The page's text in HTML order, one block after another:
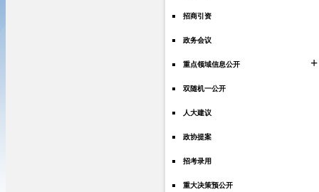
招商引资
政务会议
重点领域信息公开 +
双随机一公开
人大建议
政协提案
招考录用
重大决策预公开